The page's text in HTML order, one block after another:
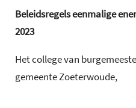
Beleidsregels eenmalige
2023
Het college van
gemeente Zoeterwoude,